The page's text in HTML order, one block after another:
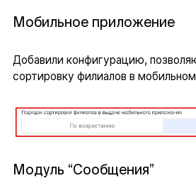
Мобильное приложение
Добавили конфигурацию,
сортировку филиалов в
Модуль “Сообщения”